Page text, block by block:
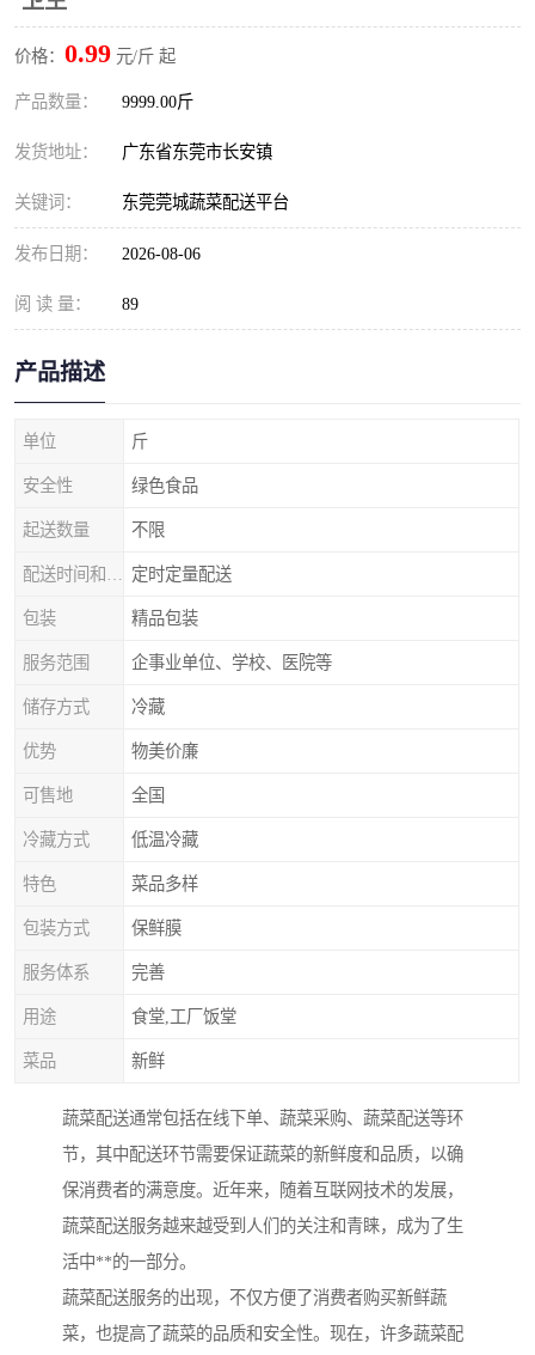
价格： 0.99 元/斤 起
产品数量： 9999.00斤
发货地址： 广东省东莞市长安镇
关键词： 东莞莞城蔬菜配送平台
发布日期： 2026-08-06
阅 读 量： 89
产品描述
单位 斤
安全性 绿色食品
起送数量 不限
定时定量配送
包装 精品包装
服务范围 企事业单位、学校、医院等
储存方式 冷藏
优势 物美价廉
可售地 全国
冷藏方式 低温冷藏
特色 菜品多样
包装方式 保鲜膜
服务体系 完善
用途 食堂,工厂饭堂
菜品 新鲜
蔬菜配送通常包括在线下单、蔬菜采购、蔬菜配送等环
节，其中配送环节需要保证蔬菜的新鲜度和品质，以确
保消费者的满意度。近年来，随着互联网技术的发展，
蔬菜配送服务越来越受到人们的关注和青睐，成为了生
活中**的一部分。
蔬菜配送服务的出现，不仅方便了消费者购买新鲜蔬
菜，也提高了蔬菜的品质和安全性。现在，许多蔬菜配